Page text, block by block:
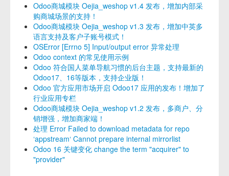
Odoo商城模块 Oejia_weshop v1.4 发布，增加内部采
购商城场景的支持！
Odoo商城模块 Oejia_weshop v1.3 发布，增加中英多
语言支持及客户子账号模式！
OSError [Errno 5] Input/output error 异常处理
Odoo context 的常见使用示例
Odoo 符合国人菜单导航习惯的后台主题，支持最新的
Odoo17、16等版本，支持企业版！
Odoo 官方应用市场开启 Odoo17 应用的发布！增加了
行业应用专栏
Odoo商城模块 Oejia_weshop v1.2 发布，多商户、分
销增强，增加商家端！
处理 Error Failed to download metadata for repo
‘appstream‘ Cannot prepare internal mirrorlist
Odoo 16 关键变化 change the term "acquirer" to
"provider"